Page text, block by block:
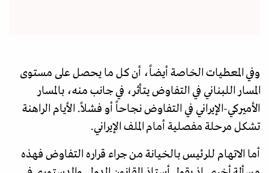
وفي المعطيات الخاصة أيضاً، أن كل ما يحصل على مستوى
المسار اللبناني في التفاوض يتأثر، في جانب منه، بالمسار
الأميركي-الإيراني في التفاوض نجاحاً أو فشلاً. الأيام الراهنة
تشكل مرحلة مفصلية أمام الملف الإيراني.
أما الاتهام للرئيس بالخيانة من جراء قراره التفاوض فهذه